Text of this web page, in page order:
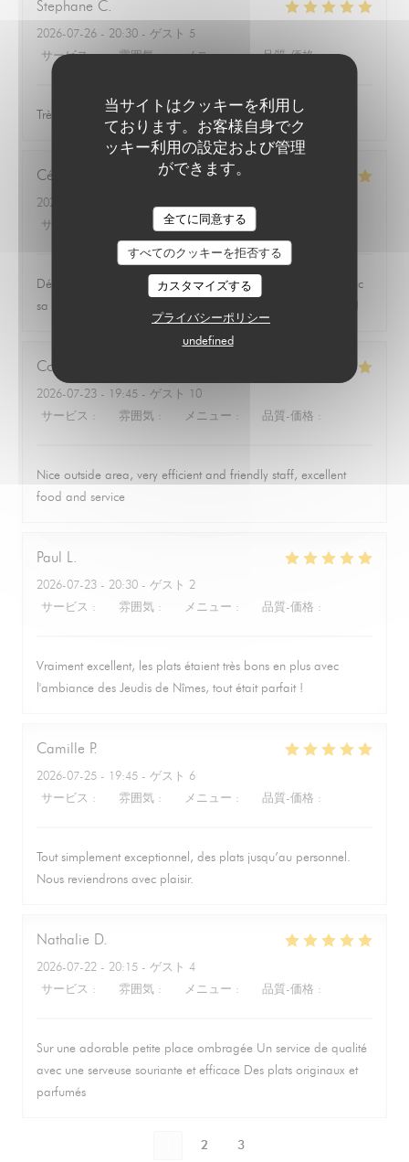
当サイトはクッキーを利用し
ております。お客様自身でク
ッキー利用の設定および管理
ができます。
全てに同意する
すべてのクッキーを拒否する
カスタマイズする
プライバシーポリシー
undefined
Stephane C
2026-07-26 - 20:30 - ゲスト 5
サービス: 5/5 雰囲気: 5/5 メニュー: 5/5 品質-価格: 5/5
Très bon moment, belle cuisine et beau choix de vins.
Céline
2026-07-26
サービス
5/5 メニュー : 5
Délicieux moment sur la charmante place des Esclafifous avec
sa fontaine, à l'ombre des magnolias et des parasols géants!
Colin
2026-07-23 - 19:45 - ゲスト 10
サービス : 雰囲気 : メニュー : 品質-価格 :
Nice outside area, very efficient and friendly staff, excellent
food and service
Paul L
2026-07-23 - 20:30 - ゲスト 2
サービス : 雰囲気 : メニュー : 品質-価格 :
Vraiment excellent, les plats étaient très bons en plus avec
l'ambiance des Jeudis de Nîmes, tout était parfait !
Camille P
2026-07-25 - 19:45 - ゲスト 6
サービス : 雰囲気 : メニュー : 品質-価格 :
Tout simplement exceptionnel, des plats jusqu’au personnel.
Nous reviendrons avec plaisir.
Nathalie D
2026-07-22 - 20:15 - ゲスト 4
サービス : 雰囲気 : メニュー : 品質-価格 :
Sur une adorable petite place ombragée Un service de qualité
avec une serveuse souriante et efficace Des plats originaux et
parfumés
2 3